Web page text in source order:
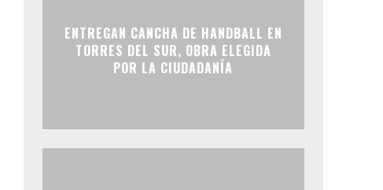
ENTREGAN CANCHA DE HANDBALL EN
TORRES DEL SUR, OBRA ELEGIDA
POR LA CIUDADANÍA